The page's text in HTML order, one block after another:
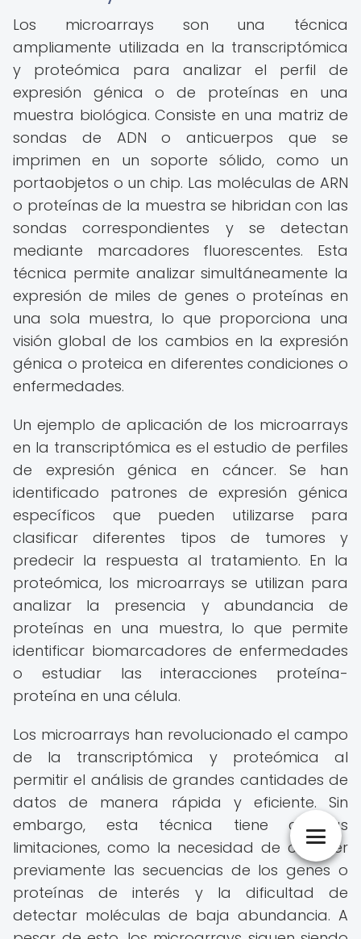
Los microarrays son una técnica
ampliamente utilizada en la transcriptómica
y proteómica para analizar el perfil de
expresión génica o de proteínas en una
muestra biológica. Consiste en una matriz de
sondas de ADN o anticuerpos que se
imprimen en un soporte sólido, como un
portaobjetos o un chip. Las moléculas de ARN
o proteínas de la muestra se hibridan con las
sondas correspondientes y se detectan
mediante marcadores fluorescentes. Esta
técnica permite analizar simultáneamente la
expresión de miles de genes o proteínas en
una sola muestra, lo que proporciona una
visión global de los cambios en la expresión
génica o proteica en diferentes condiciones o
enfermedades.
Un ejemplo de aplicación de los microarrays
en la transcriptómica es el estudio de perfiles
de expresión génica en cáncer. Se han
identificado patrones de expresión génica
específicos que pueden utilizarse para
clasificar diferentes tipos de tumores y
predecir la respuesta al tratamiento. En la
proteómica, los microarrays se utilizan para
analizar la presencia y abundancia de
proteínas en una muestra, lo que permite
identificar biomarcadores de enfermedades
o estudiar las interacciones proteína-
proteína en una célula.
Los microarrays han revolucionado el campo
de la transcriptómica y proteómica al
permitir el análisis de grandes cantidades de
datos de manera rápida y eficiente. Sin
embargo, esta técnica tiene algunas
limitaciones, como la necesidad de conocer
previamente las secuencias de los genes o
proteínas de interés y la dificultad de
detectar moléculas de baja abundancia. A